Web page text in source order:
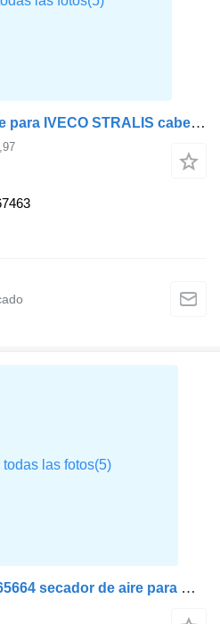
42567463 secador de aire para IVECO STRALIS cabeza tractora
Supapa refulare A0014465664 secador de aire para Mercedes-Benz ACTROS MP4 cabeza tractora